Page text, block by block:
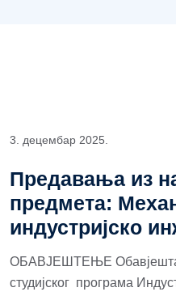
3. децембар 2025.
Предавања из
предмета:
индустријско
ОБАВЈЕШТЕЊЕ
студијског програма